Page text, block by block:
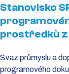
Stanovisko
prostředků z
Svaz průmyslu a
programového